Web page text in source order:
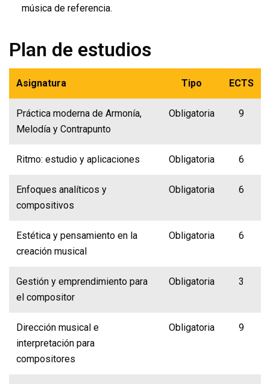
música de referencia.
Plan de estudios
Asignatura Tipo ECTS
Práctica moderna de Armonía,
Melodía y Contrapunto
Obligatoria 9
Ritmo: estudio y aplicaciones Obligatoria 6
Enfoques analíticos y
compositivos
Obligatoria 6
Estética y pensamiento en la
creación musical
Obligatoria 6
Gestión y emprendimiento para
el compositor
Obligatoria 3
Dirección musical e
interpretación para
compositores
Obligatoria 9